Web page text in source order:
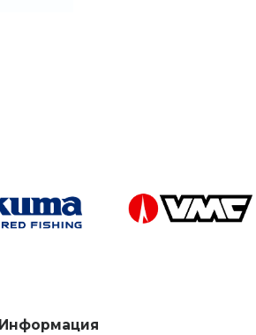
Информация